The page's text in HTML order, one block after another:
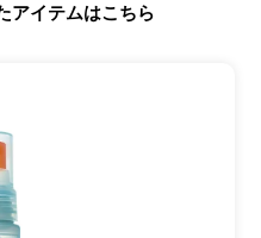
アイテムはこちら